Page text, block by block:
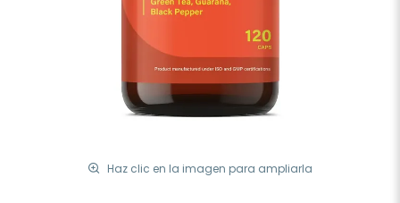
Haz clic en la imagen para ampliarla